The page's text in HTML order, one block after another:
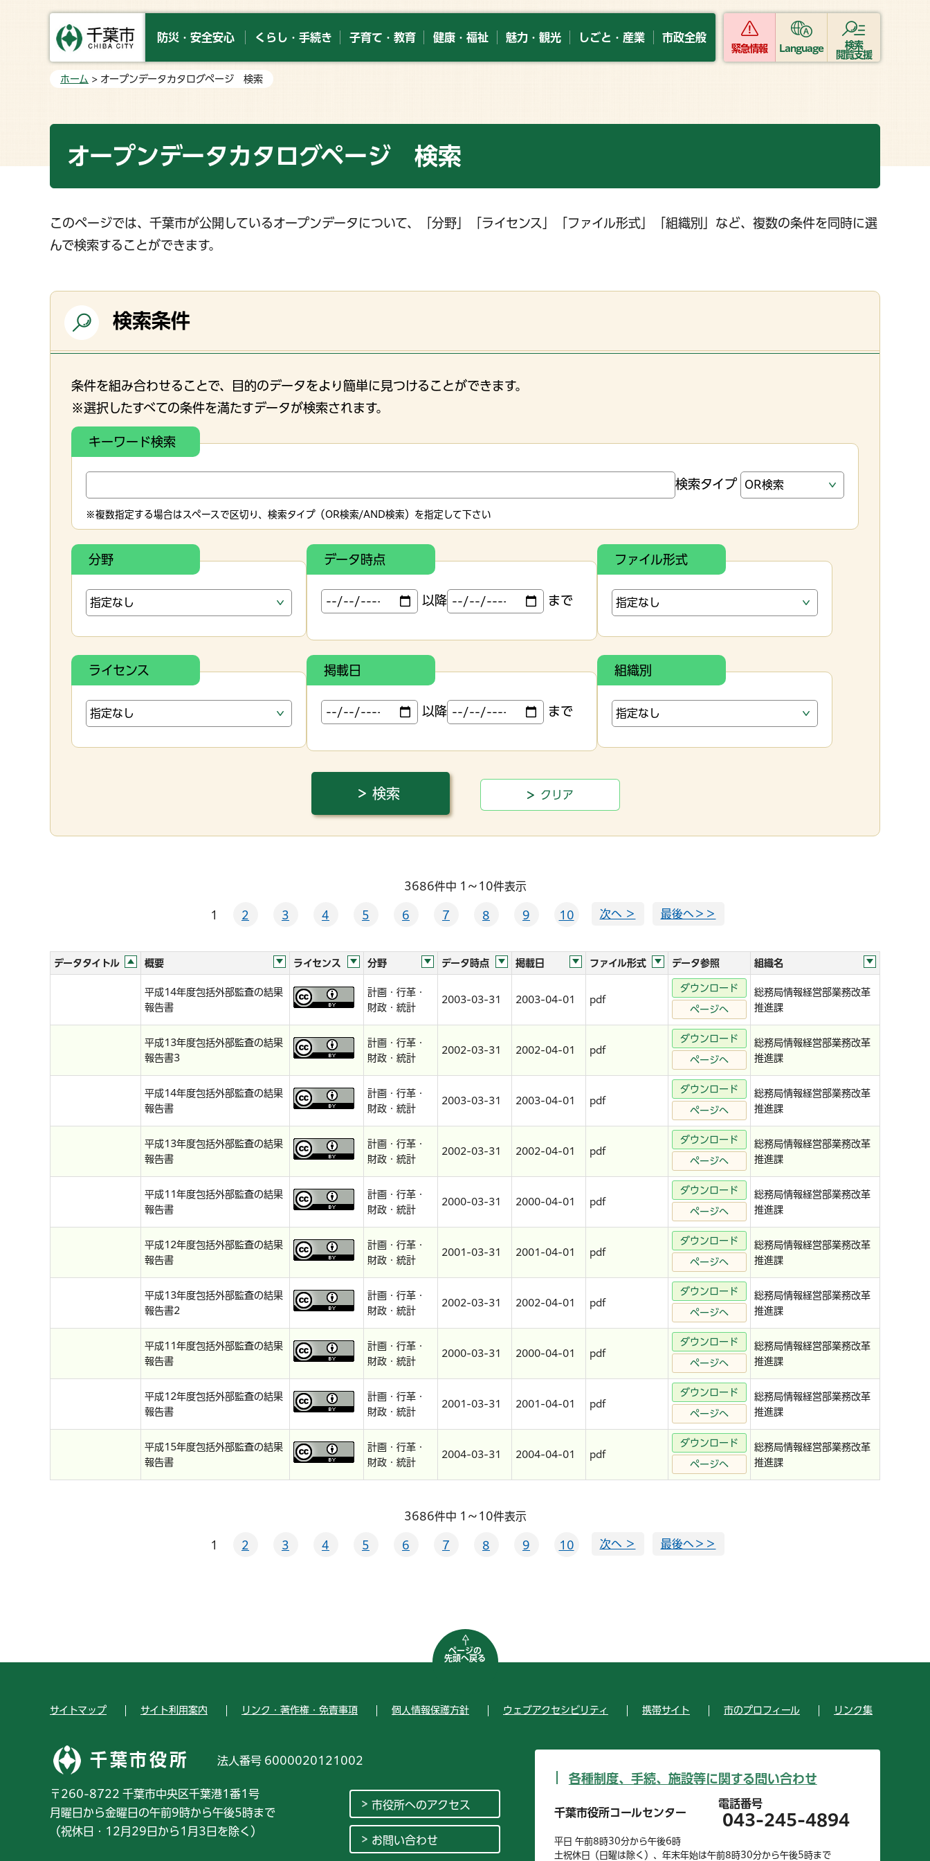
防災・安全安心 くらし・手続き 子育て・教育 健康・福祉 魅力・観光 しごと・産業 市政全般
緊急情報 Language
検索
閲覧支援
ホーム > オープンデータカタログページ 検索
オープンデータカタログページ 検索
このページでは、千葉市が公開しているオープンデータについて、「分野」「ライセンス」「ファイル形式」「組織別」など、複数の条件を同時に選
んで検索することができます。
検索条件
条件を組み合わせることで、目的のデータをより簡単に見つけることができます。
※選択したすべての条件を満たすデータが検索されます。
キーワード検索
検索タイプ
※複数指定する場合はスペースで区切り、検索タイプ（OR検索/AND検索）を指定して下さい
分野 データ時点
以降 まで
ファイル形式
ライセンス 掲載日
以降 まで
組織別
3686件中 1～10件表示
1 2 3 4 5 6 7 8 9 10 次へ ＞ 最後へ＞＞
データタイトル 概要 ライセンス 分野 データ時点 掲載日 ファイル形式 データ参照 組織名
平成14年度包括外部監査の結果
報告書
計画・行革・
財政・統計
2003-03-31 2003-04-01 pdf
ダウンロード
ページへ
総務局情報経営部業務改革
推進課
平成13年度包括外部監査の結果
報告書3
計画・行革・
財政・統計
2002-03-31 2002-04-01 pdf
ダウンロード
ページへ
総務局情報経営部業務改革
推進課
平成14年度包括外部監査の結果
報告書
計画・行革・
財政・統計
2003-03-31 2003-04-01 pdf
ダウンロード
ページへ
総務局情報経営部業務改革
推進課
平成13年度包括外部監査の結果
報告書
計画・行革・
財政・統計
2002-03-31 2002-04-01 pdf
ダウンロード
ページへ
総務局情報経営部業務改革
推進課
平成11年度包括外部監査の結果
報告書
計画・行革・
財政・統計
2000-03-31 2000-04-01 pdf
ダウンロード
ページへ
総務局情報経営部業務改革
推進課
平成12年度包括外部監査の結果
報告書
計画・行革・
財政・統計
2001-03-31 2001-04-01 pdf
ダウンロード
ページへ
総務局情報経営部業務改革
推進課
平成13年度包括外部監査の結果
報告書2
計画・行革・
財政・統計
2002-03-31 2002-04-01 pdf
ダウンロード
ページへ
総務局情報経営部業務改革
推進課
平成11年度包括外部監査の結果
報告書
計画・行革・
財政・統計
2000-03-31 2000-04-01 pdf
ダウンロード
ページへ
総務局情報経営部業務改革
推進課
平成12年度包括外部監査の結果
報告書
計画・行革・
財政・統計
2001-03-31 2001-04-01 pdf
ダウンロード
ページへ
総務局情報経営部業務改革
推進課
平成15年度包括外部監査の結果
報告書
計画・行革・
財政・統計
2004-03-31 2004-04-01 pdf
ダウンロード
ページへ
総務局情報経営部業務改革
推進課
3686件中 1～10件表示
1 2 3 4 5 6 7 8 9 10 次へ ＞ 最後へ＞＞
ページの
先頭へ戻る
サイトマップ サイト利用案内 リンク・著作権・免責事項 個人情報保護方針 ウェブアクセシビリティ 携帯サイト 市のプロフィール リンク集
千葉市役所 法人番号 6000020121002
〒260-8722 千葉市中央区千葉港1番1号
月曜日から金曜日の午前9時から午後5時まで
（祝休日・12月29日から1月3日を除く）
市役所へのアクセス
お問い合わせ
各種制度、手続、施設等に関する問い合わせ
千葉市役所コールセンター
電話番号
043-245-4894
平日 午前8時30分から午後6時
土祝休日（日曜は除く）、年末年始は午前8時30分から午後5時まで